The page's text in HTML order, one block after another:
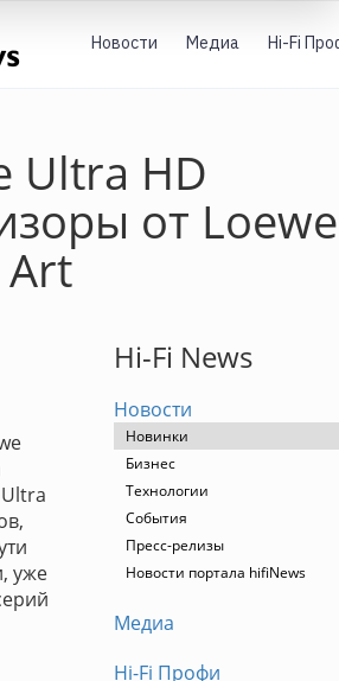
Новости Медиа Hi-Fi
Ultra HD
от Loewe
уже
Hi-Fi News
Новости
Новинки
Бизнес
Технологии
События
Пресс-релизы
Новости портала hifiNews
Медиа
Hi-Fi Профи